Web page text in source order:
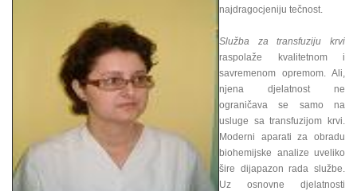
najdragocjeniju tečnost.
Služba za transfuziju krvi
raspolaže kvalitetnom i
savremenom opremom. Ali,
njena djelatnost ne
ograničava se samo na
usluge sa transfuzijom krvi.
Moderni aparati za obradu
biohemijske analize uveliko
šire dijapazon rada službe.
Uz osnovne djelatnosti